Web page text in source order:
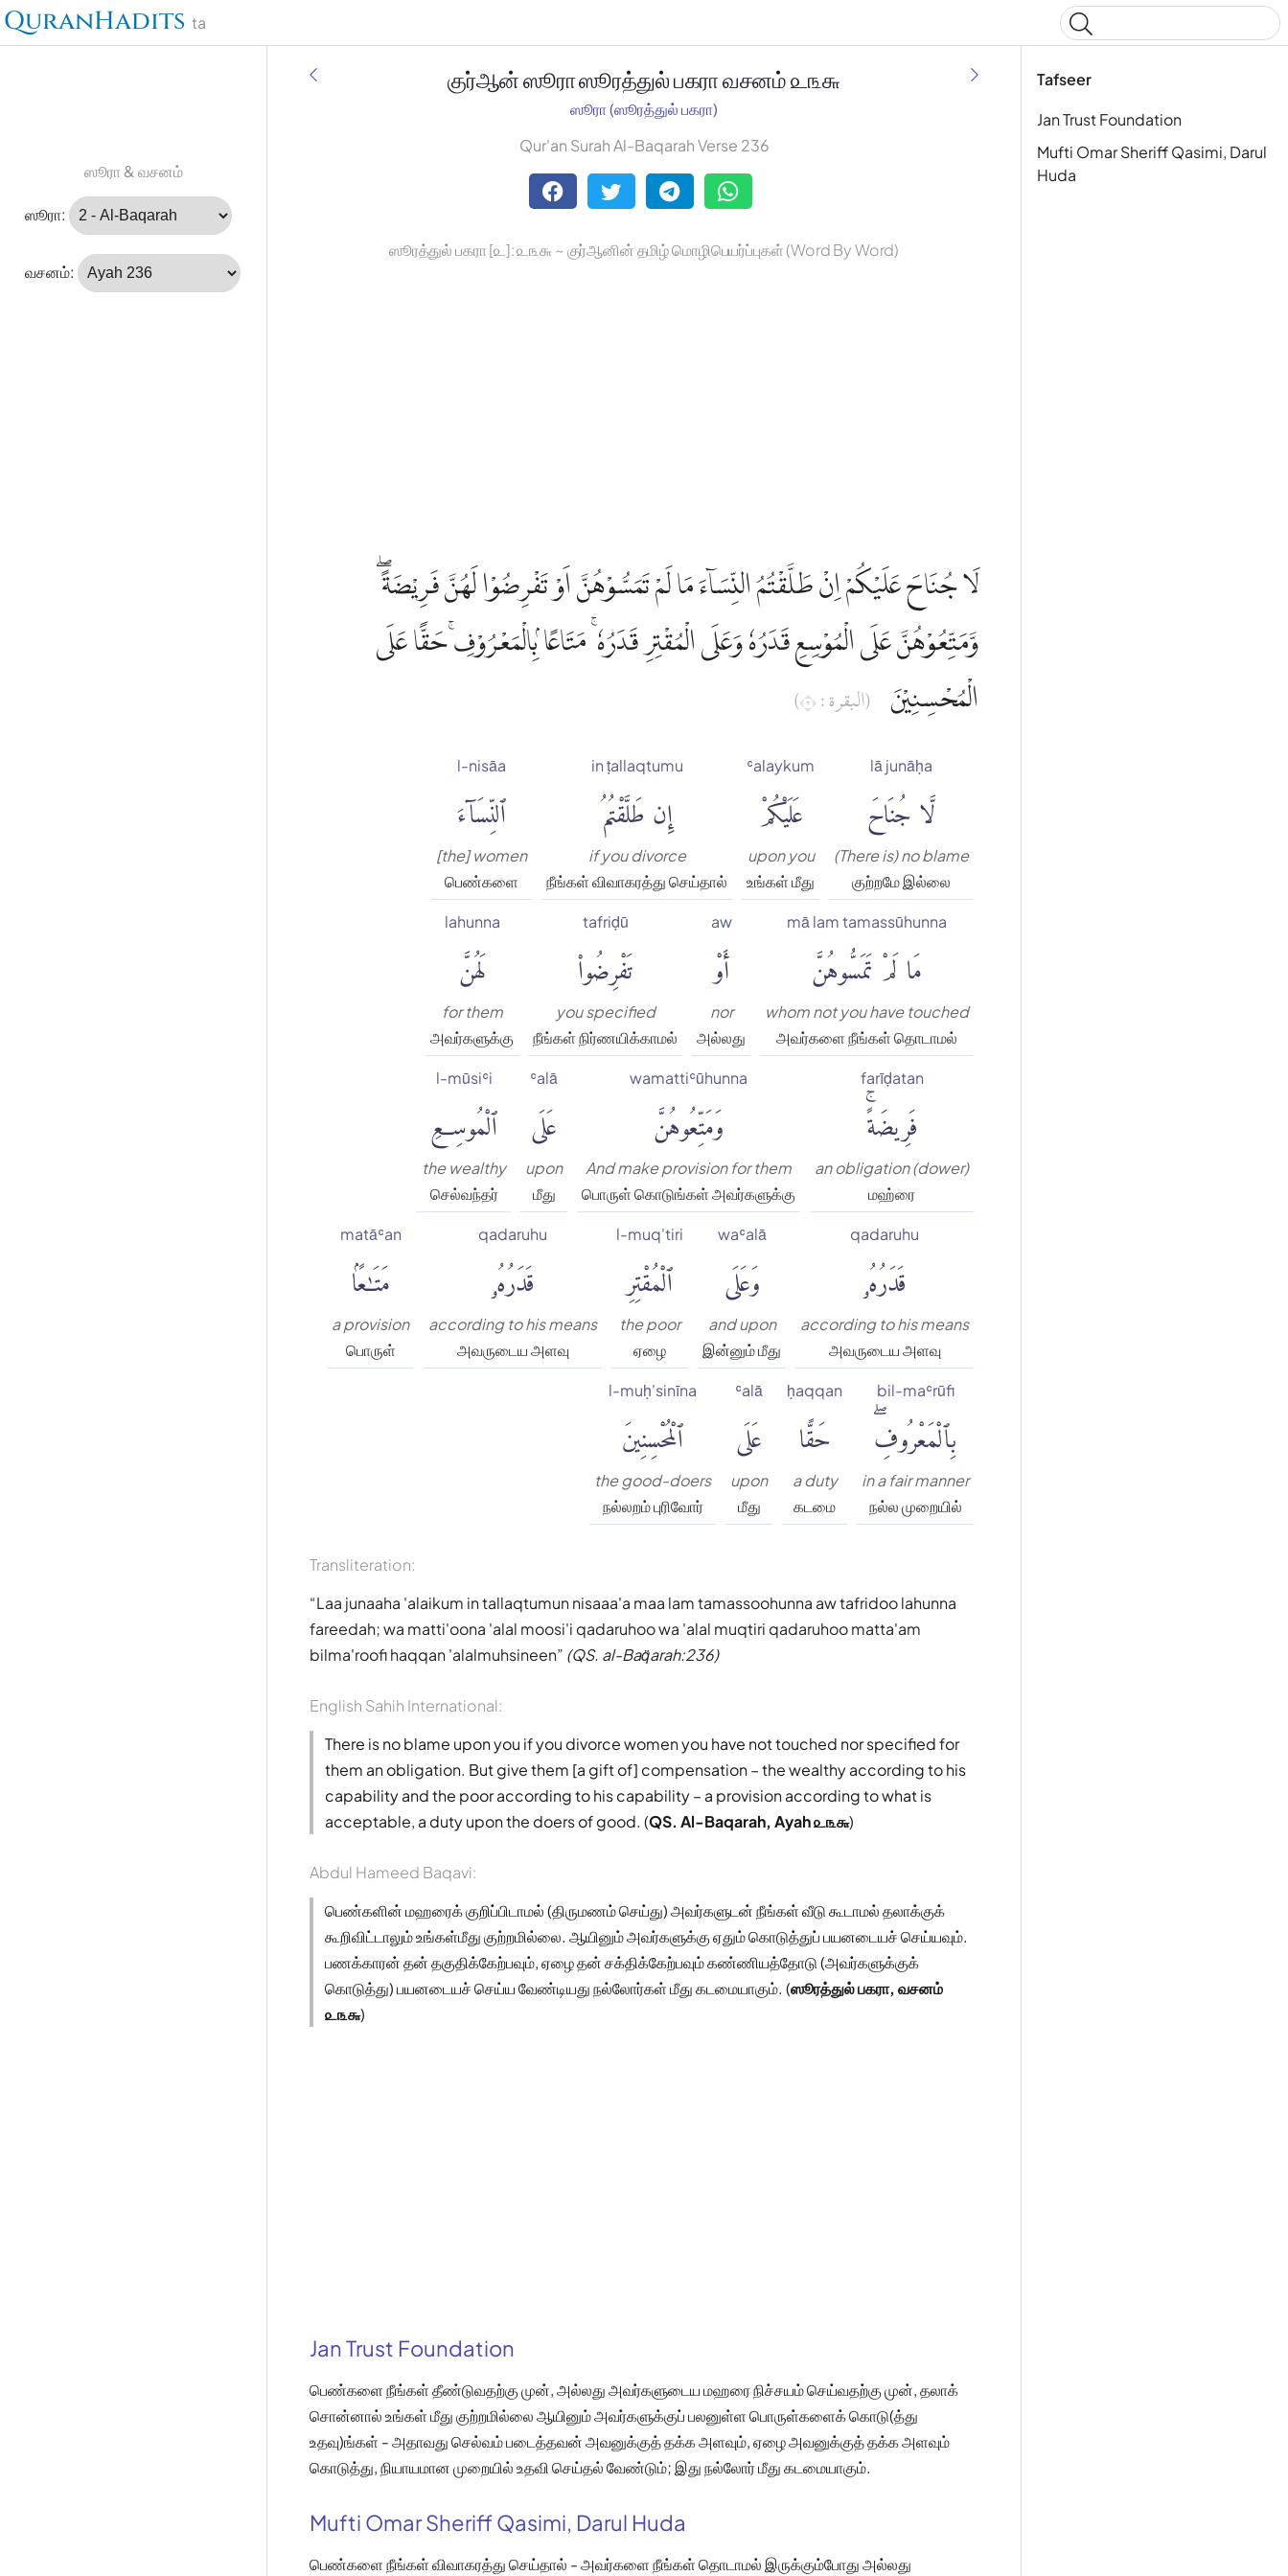
QuranHadits ta
ஸூரா & வசனம்
ஸூரா:
வசனம்:
Tafseer
Jan Trust Foundation
Mufti Omar Sheriff Qasimi, Darul
Huda
குர்ஆன் ஸூரா ஸூரத்துல் பகரா வசனம் ௨௩௬
ஸூரா (ஸூரத்துல் பகரா)
Qur'an Surah Al-Baqarah Verse 236
ஸூரத்துல் பகரா [௨]: ௨௩௬ ~ குர்ஆனின் தமிழ் மொழிபெயர்ப்புகள் (Word By Word)
لَا جُنَاحَ عَلَيْكُمْ اِنْ طَلَّقْتُمُ النِّسَاۤءَ مَا لَمْ تَمَسُّوْهُنَّ اَوْ تَفْرِضُوْا لَهُنَّ فَرِيْضَةً ۖ
وَّمَتِّعُوْهُنَّ عَلَى الْمُوْسِعِ قَدَرُهٗ وَعَلَى الْمُقْتِرِ قَدَرُهٗ ۚ مَتَاعًا ۢبِالْمَعْرُوْفِۚ حَقًّا عَلَى
الْمُحْسِنِيْنَ
(البقرة : ٢)
lā junāḥa
لَّا جُنَاحَ
(There is) no blame
குற்றமே இல்லை
ʿalaykum
عَلَيْكُمْ
upon you
உங்கள் மீது
in ṭallaqtumu
إِن طَلَّقْتُمُ
if you divorce
நீங்கள் விவாகரத்து செய்தால்
l-nisāa
ٱلنِّسَآءَ
[the] women
பெண்களை
mā lam tamassūhunna
مَا لَمْ تَمَسُّوهُنَّ
whom not you have touched
அவர்களை நீங்கள் தொடாமல்
aw
أَوْ
nor
அல்லது
tafriḍū
تَفْرِضُوا۟
you specified
நீங்கள் நிர்ணயிக்காமல்
lahunna
لَهُنَّ
for them
அவர்களுக்கு
farīḍatan
فَرِيضَةًۚ
an obligation (dower)
மஹ்ரை
wamattiʿūhunna
وَمَتِّعُوهُنَّ
And make provision for them
பொருள் கொடுங்கள் அவர்களுக்கு
ʿalā
عَلَى
upon
மீது
l-mūsiʿi
ٱلْمُوسِعِ
the wealthy
செல்வந்தர்
qadaruhu
قَدَرُهُۥ
according to his means
அவருடைய அளவு
waʿalā
وَعَلَى
and upon
இன்னும் மீது
l-muq'tiri
ٱلْمُقْتِرِ
the poor
ஏழை
qadaruhu
قَدَرُهُۥ
according to his means
அவருடைய அளவு
matāʿan
مَتَٰعًۢا
a provision
பொருள்
bil-maʿrūfi
بِٱلْمَعْرُوفِۖ
in a fair manner
நல்ல முறையில்
ḥaqqan
حَقًّا
a duty
கடமை
ʿalā
عَلَى
upon
மீது
l-muḥ'sinīna
ٱلْمُحْسِنِينَ
the good-doers
நல்லறம் புரிவோர்
Transliteration:
Laa junaaha 'alaikum in tallaqtumun nisaaa'a maa lam tamassoohunna aw tafridoo lahunna
fareedah; wa matti'oona 'alal moosi'i qadaruhoo wa 'alal muqtiri qadaruhoo matta'am
bilma'roofi haqqan 'alalmuhsineen (QS. al-Baq̈arah:236)
English Sahih International:
There is no blame upon you if you divorce women you have not touched nor specified for
them an obligation. But give them [a gift of] compensation – the wealthy according to his
capability and the poor according to his capability – a provision according to what is
acceptable, a duty upon the doers of good. (QS. Al-Baqarah, Ayah ௨௩௬)
Abdul Hameed Baqavi:
பெண்களின் மஹரைக் குறிப்பிடாமல் (திருமணம் செய்து) அவர்களுடன் நீங்கள் வீடு கூடாமல் தலாக்குக்
கூறிவிட்டாலும் உங்கள்மீது குற்றமில்லை. ஆயினும் அவர்களுக்கு ஏதும் கொடுத்துப் பயனடையச் செய்யவும்.
பணக்காரன் தன் தகுதிக்கேற்பவும், ஏழை தன் சக்திக்கேற்பவும் கண்ணியத்தோடு (அவர்களுக்குக்
கொடுத்து) பயனடையச் செய்ய வேண்டியது நல்லோர்கள் மீது கடமையாகும். (ஸூரத்துல் பகரா, வசனம்
௨௩௬)
Jan Trust Foundation
பெண்களை நீங்கள் தீண்டுவதற்கு முன், அல்லது அவர்களுடைய மஹரை நிச்சயம் செய்வதற்கு முன், தலாக்
சொன்னால் உங்கள் மீது குற்றமில்லை ஆயினும் அவர்களுக்குப் பலனுள்ள பொருள்களைக் கொடு(த்து
உதவு)ங்கள் - அதாவது செல்வம் படைத்தவன் அவனுக்குத் தக்க அளவும், ஏழை அவனுக்குத் தக்க அளவும்
கொடுத்து, நியாயமான முறையில் உதவி செய்தல் வேண்டும்; இது நல்லோர் மீது கடமையாகும்.
Mufti Omar Sheriff Qasimi, Darul Huda
பெண்களை நீங்கள் விவாகரத்து செய்தால் - அவர்களை நீங்கள் தொடாமல் இருக்கும்போது அல்லது